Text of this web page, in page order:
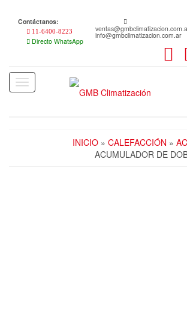
content
Contáctanos:
11-6400-8223
Directo WhatsApp
info@gmbclimatizacion.com.ar
Toggle
navigation
INICIO » CALEFACCIÓN »
ACUMULADOR DE